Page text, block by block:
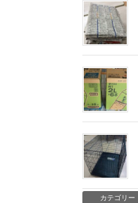
カテゴリー